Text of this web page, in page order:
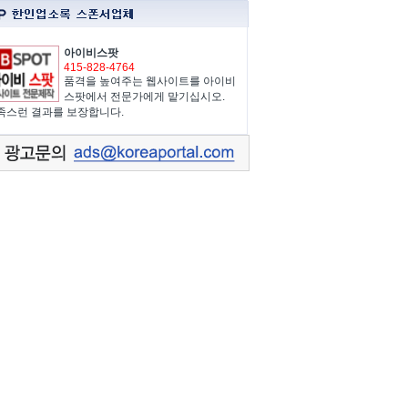
아이비스팟
415-828-4764
품격을 높여주는 웹사이트를 아이비
스팟에서 전문가에게 맡기십시오.
스런 결과를 보장합니다.